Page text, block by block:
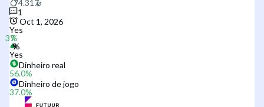
1
Oct 1, 2026
Yes
Yes
Dinheiro real
56.0%
Dinheiro de jogo
37.0%